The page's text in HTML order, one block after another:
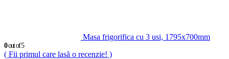
Masa frigorifica cu 3 usi, 1795x700mm
0out of 5
( Fii primul care lasă o recenzie! )